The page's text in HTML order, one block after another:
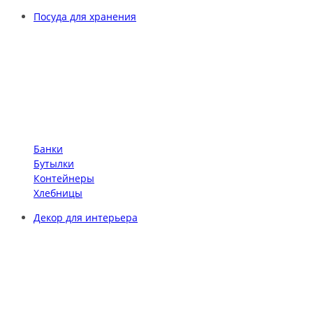
Посуда для хранения
Банки
Бутылки
Контейнеры
Хлебницы
Декор для интерьера